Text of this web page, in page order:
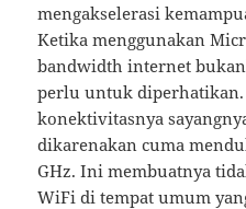
mengakselerasi
Ketika menggunakan
bandwidth internet
perlu untuk diperhatikan.
konektivitasnya
dikarenakan cuma
GHz. Ini membuatnya
WiFi di tempat umum